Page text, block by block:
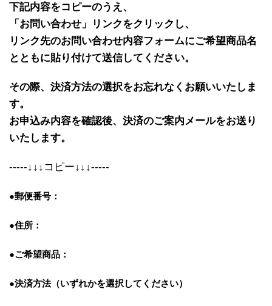
下記内容をコピーのうえ、
「お問い合わせ」リンクをクリックし、
リンク先のお問い合わせ内容フォームにご希望商品名
とともに貼り付けて送信してください。
その際、決済方法の選択をお忘れなくお願いいたしま
す。
お申込み内容を確認後、決済のご案内メールをお送り
いたします。
-----↓↓↓コピー↓↓↓-----
●郵便番号：
●住所：
●ご希望商品：
●決済方法（いずれかを選択してください）